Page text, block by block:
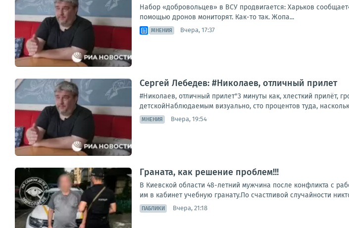
Набор «добровольцев» в ВСУ продвигается: Харьков
помощью дронов мониторят. Как-то так. Жопа...
МНЕНИЯ Вчера, 17:37
Сергей Лебедев: #Николаев, отличный прилет
#Николаев, отличный прилет"3 минуты как, хлесткий прилёт,
детскойНаблюдаемым визуально, сто процентов туда,
МНЕНИЯ Вчера, 19:54
Граната, как решение проблем!!!
В Киевской области 48-летний мужчина после конфликта с
им в кабинет учебную гранату.По счастливой случайности
ПАБЛИКИ Вчера, 21:18